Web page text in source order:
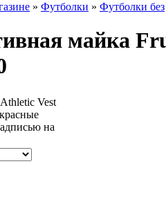
» Футболки » Футболки без
майка